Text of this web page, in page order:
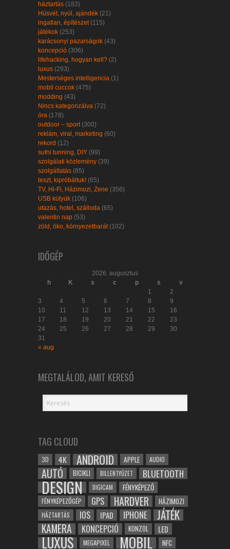
háztartás (183)
Húsvét, nyúl, ajándék (21)
ingatlan, építészet(115)
játékok (253)
karácsonyi pazarságok (43)
koncepció (306)
lifehacking, hogyan kell? (2)
luxus (293)
Mesterséges intelligencia (1)
mobil cuccok (475)
modding (43)
Nincs kategorizálva (72)
óra (178)
outdoor – sport(300)
reklám, viral, marketing (60)
rekord (12)
sufni tunning, DIY (99)
szolgálati közlemény (39)
szolgáltatás (85)
teszt, kipróbáltuk! (65)
TV, Hi-Fi, Házimozi, Zene (356)
USB kütyük (106)
utazás, hotel, szálloda (65)
valentin nap (53)
zöld, öko, környezetbarát(102)
IDŐGÉP
2026. augusztus
h
K s c p s
v
1
2
3
4 5 6 7 8
9
10
11 12 13 14 15
16
17
18 19 20 21 22
23
24
25 26 27 28 29
30
31
« aug
MEGTALÁLOD, AMIT KERESŐ
TAG CLOUD
3D 4K ANDROID APPLE AUDIO
AUTÓ BICIKLI BILLENTYŰZET BLUETOOTH
DESIGN DIGICAM FÉNYKÉPEZŐ
FÉNYKÉPEZŐGÉP GPS HARDVER HÁZIMOZI
HÁZTARTÁS IOS IPAD IPHONE JÁTÉK
KAMERA KONCEPCIÓ KONZOL LED
LUXUS MEGAPIXEL MOBIL NFC